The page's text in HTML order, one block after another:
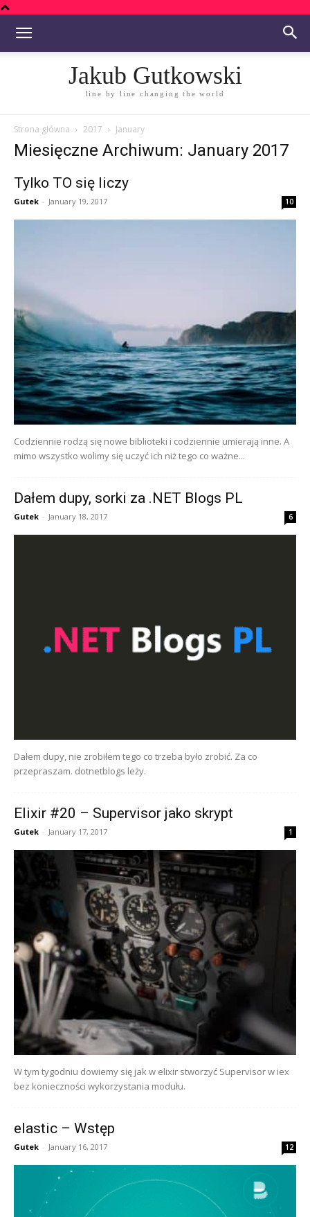
Jakub Gutkowski
line by line changing the world
Strona główna 2017 January
Miesięczne Archiwum: January 2017
Tylko TO się liczy
Gutek - January 19, 2017 10
Codziennie rodzą się nowe biblioteki i codziennie umierają inne. A
mimo wszystko wolimy się uczyć ich niż tego co ważne...
Dałem dupy, sorki za .NET Blogs PL
Gutek - January 18, 2017 6
Dałem dupy, nie zrobiłem tego co trzeba było zrobić. Za co
przepraszam. dotnetblogs leży.
Elixir #20 – Supervisor jako skrypt
Gutek - January 17, 2017 1
W tym tygodniu dowiemy się jak w elixir stworzyć Supervisor w iex
bez konieczności wykorzystania modułu.
elastic – Wstęp
Gutek - January 16, 2017 12